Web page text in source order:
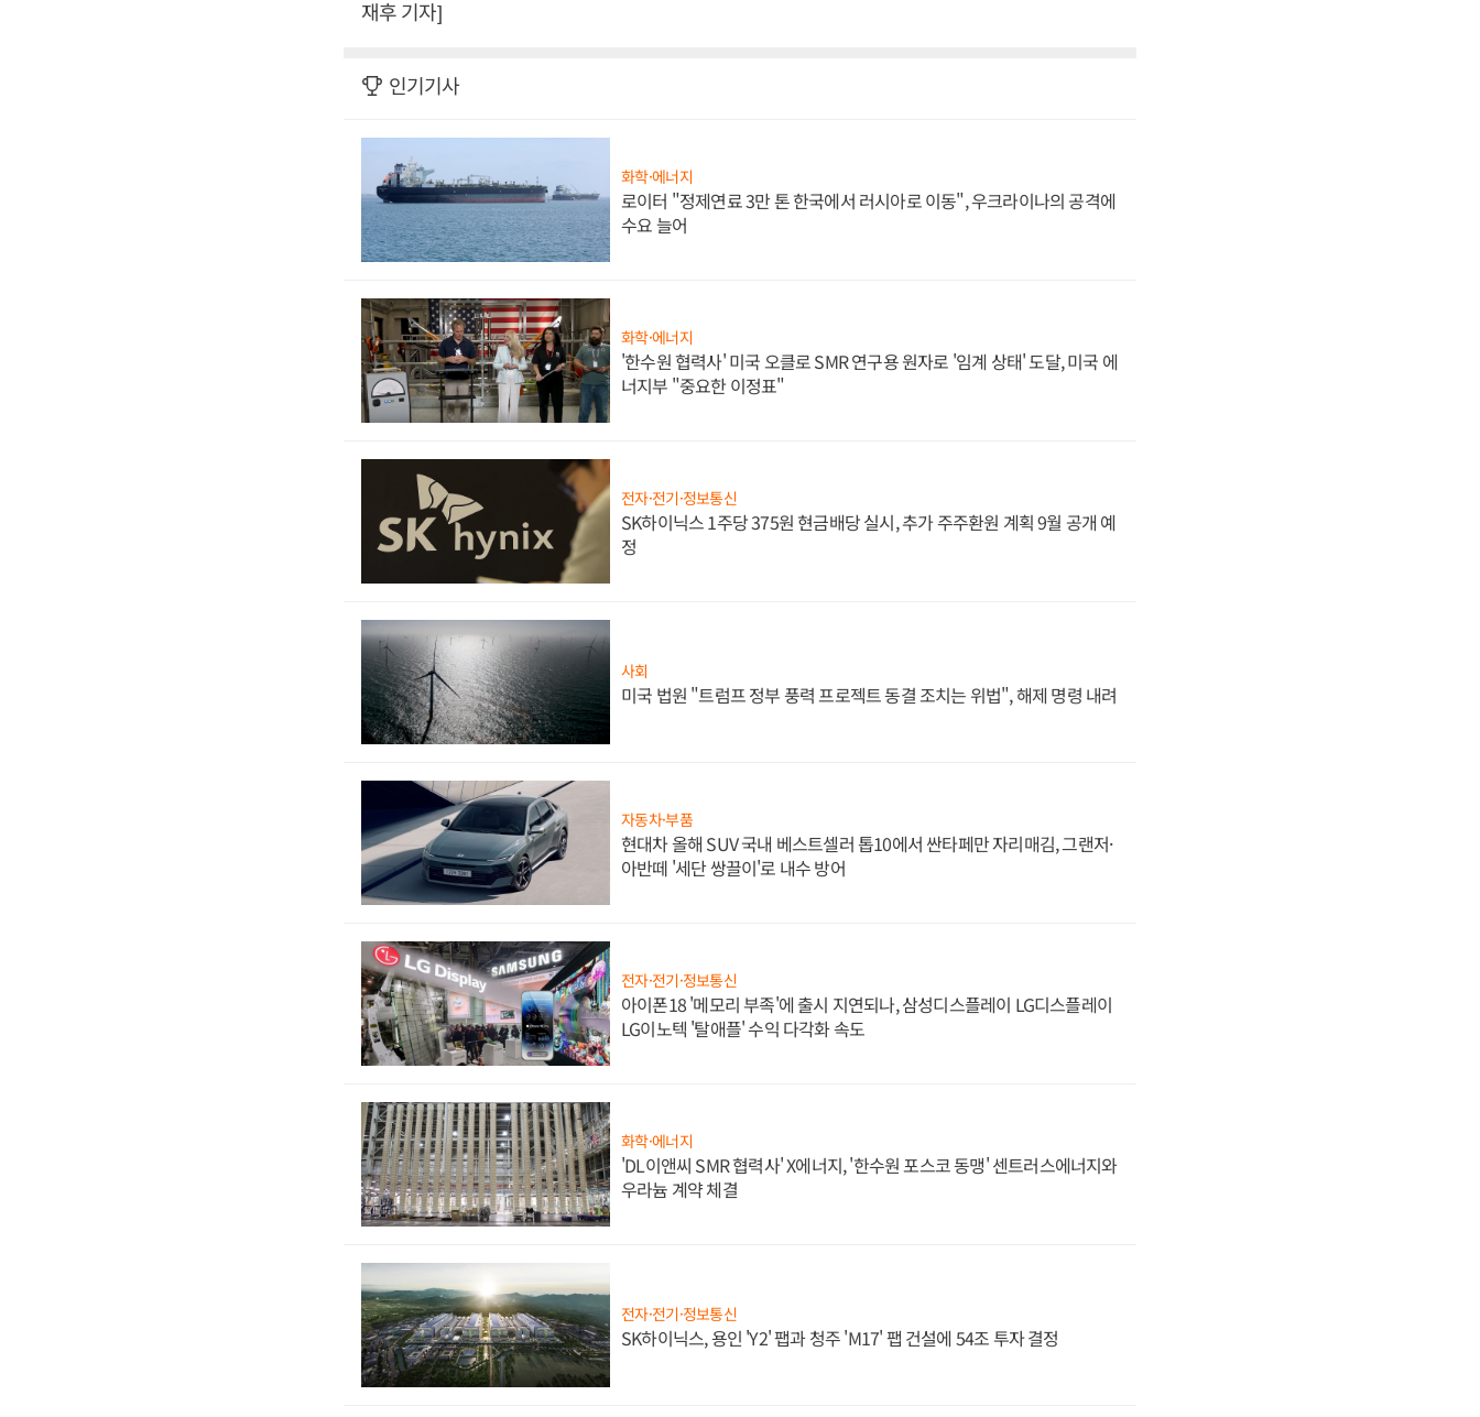
재후 기자]
인기기사
화학·에너지
로이터 "정제연료 3만 톤 한국에서 러시아로 이동", 우크라이나의 공격에
수요 늘어
화학·에너지
'한수원 협력사' 미국 오클로 SMR 연구용 원자로 '임계 상태' 도달, 미국 에
너지부 "중요한 이정표"
전자·전기·정보통신
SK하이닉스 1주당 375원 현금배당 실시, 추가 주주환원 계획 9월 공개 예
정
사회
미국 법원 "트럼프 정부 풍력 프로젝트 동결 조치는 위법", 해제 명령 내려
자동차·부품
현대차 올해 SUV 국내 베스트셀러 톱10에서 싼타페만 자리매김, 그랜저·
아반떼 '세단 쌍끌이'로 내수 방어
전자·전기·정보통신
아이폰18 '메모리 부족'에 출시 지연되나, 삼성디스플레이 LG디스플레이
LG이노텍 '탈애플' 수익 다각화 속도
화학·에너지
'DL이앤씨 SMR 협력사' X에너지, '한수원 포스코 동맹' 센트러스에너지와
우라늄 계약 체결
전자·전기·정보통신
SK하이닉스, 용인 'Y2' 팹과 청주 'M17' 팹 건설에 54조 투자 결정